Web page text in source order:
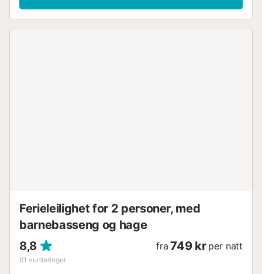
Ferieleilighet for 2 personer, med
barnebasseng og hage
8,8
61 vurderinger
fra 749 kr per natt